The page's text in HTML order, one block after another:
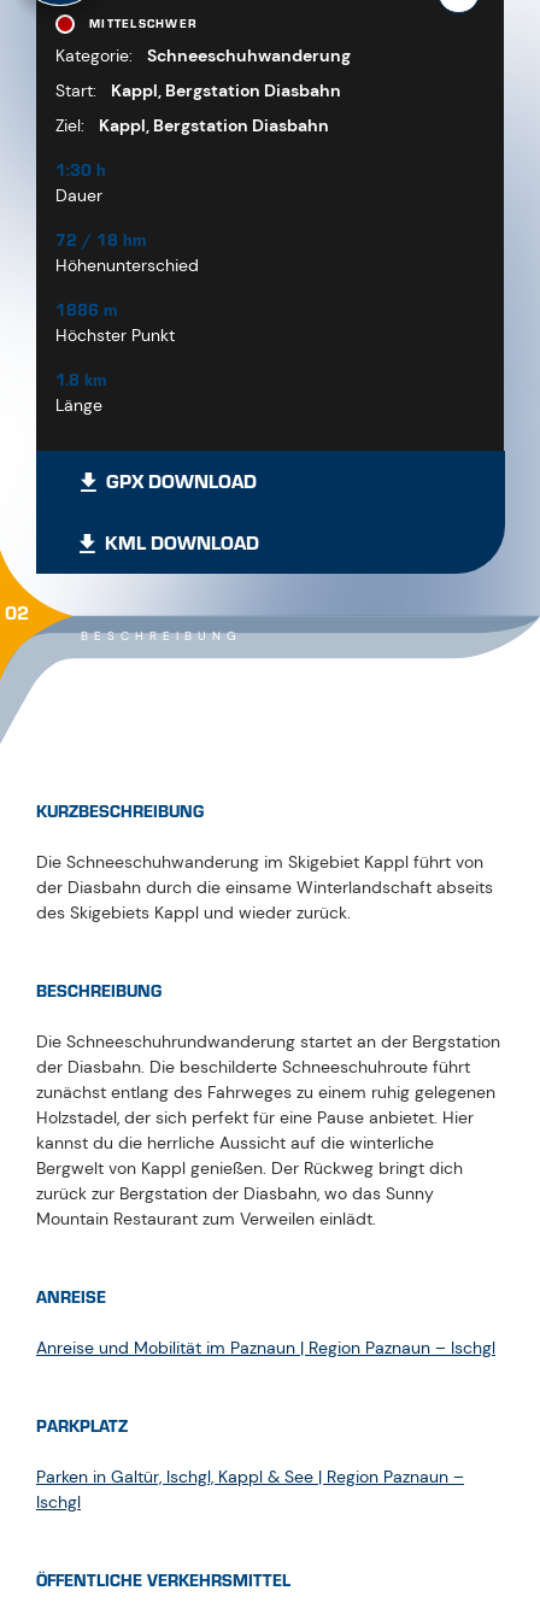
MITTELSCHWER
Kategorie:
Schneeschuhwanderung
Start:
Kappl, Bergstation Diasbahn
Ziel:
Kappl, Bergstation Diasbahn
1:30 h
Dauer
72 / 18 hm
Höhenunterschied
1886 m
Höchster Punkt
1.8 km
Länge
GPX DOWNLOAD
KML DOWNLOAD
BESCHREIBUNG
02
KURZBESCHREIBUNG
Die Schneeschuhwanderung im Skigebiet Kappl ​führt von
der Diasbahn durch die einsame Winterlandschaft abseits
des Skigebiets Kappl und wieder zurück.
BESCHREIBUNG
Die Schneeschuhrundwanderung startet an der Bergstation
der Diasbahn. Die beschilderte Schneeschuhroute führt
zunächst entlang des Fahrweges zu einem ruhig gelegenen
Holzstadel, der sich perfekt für eine Pause anbietet. Hier
kannst du die herrliche Aussicht auf die winterliche
Bergwelt von Kappl genießen. Der Rückweg bringt dich
zurück zur Bergstation der Diasbahn, wo das Sunny
Mountain Restaurant zum Verweilen einlädt.
ANREISE
Anreise und Mobilität im Paznaun | Region Paznaun – Ischgl
PARKPLATZ
Parken in Galtür, Ischgl, Kappl & See | Region Paznaun –
Ischgl
ÖFFENTLICHE VERKEHRSMITTEL